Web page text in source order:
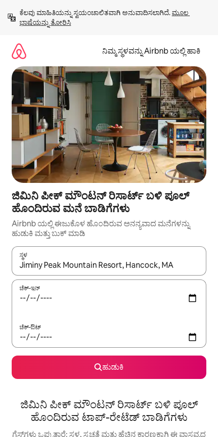
ಹೋಗಿ
ಕೆಲವು ಮಾಹಿತಿಯನ್ನು ಸ್ವಯಂಚಾಲಿತವಾಗಿ ಅನುವಾದಿಸಲಾಗಿದೆ. ಮೂಲ
ಭಾಷೆಯನ್ನು ತೋರಿಸಿ
ನಿಮ್ಮ ಸ್ಥಳವನ್ನು Airbnb ಯಲ್ಲಿ ಹಾಕಿ
ಜಿಮಿನಿ ಪೀಕ್ ಮೌಂಟನ್ ರಿಸಾರ್ಟ್ ಬಳಿ ಪೂಲ್
ಹೊಂದಿರುವ ಮನೆ ಬಾಡಿಗೆಗಳು
Airbnb ಯಲ್ಲಿ ಈಜುಕೊಳ ಹೊಂದಿರುವ ಅನನ್ಯವಾದ ಮನೆಗಳನ್ನು
ಹುಡುಕಿ ಮತ್ತು ಬುಕ್ ಮಾಡಿ
ಸ್ಥಳ
ಫಲಿತಾಂಶಗಳು ಲಭ್ಯವಿರುವಾಗ, ಅಪ್ ಮತ್ತು ಡೌನ್ ಬಾಣದ ಕೀಲಿಗಳೊಂದಿಗೆ
ಚೆಕ್-ಇನ್
ಚೆಕ್-ಔಟ್
ಹುಡುಕಿ
ಜಿಮಿನಿ ಪೀಕ್ ಮೌಂಟನ್ ರಿಸಾರ್ಟ್ ಬಳಿ ಪೂಲ್
ಹೊಂದಿರುವ ಟಾಪ್-ರೇಟೆಡ್ ಬಾಡಿಗೆಗಳು
ಗೆಸ್ಟ್‌ಗಳು ಒಪ್ಪುತ್ತಾರೆ: ಸ್ಥಳ, ಸ್ವಚ್ಛತೆ ಮತ್ತು ಹೆಚ್ಚಿನ ಕಾರಣಕ್ಕಾಗಿ ಈ ವಾಸ್ತವ್ಯದ